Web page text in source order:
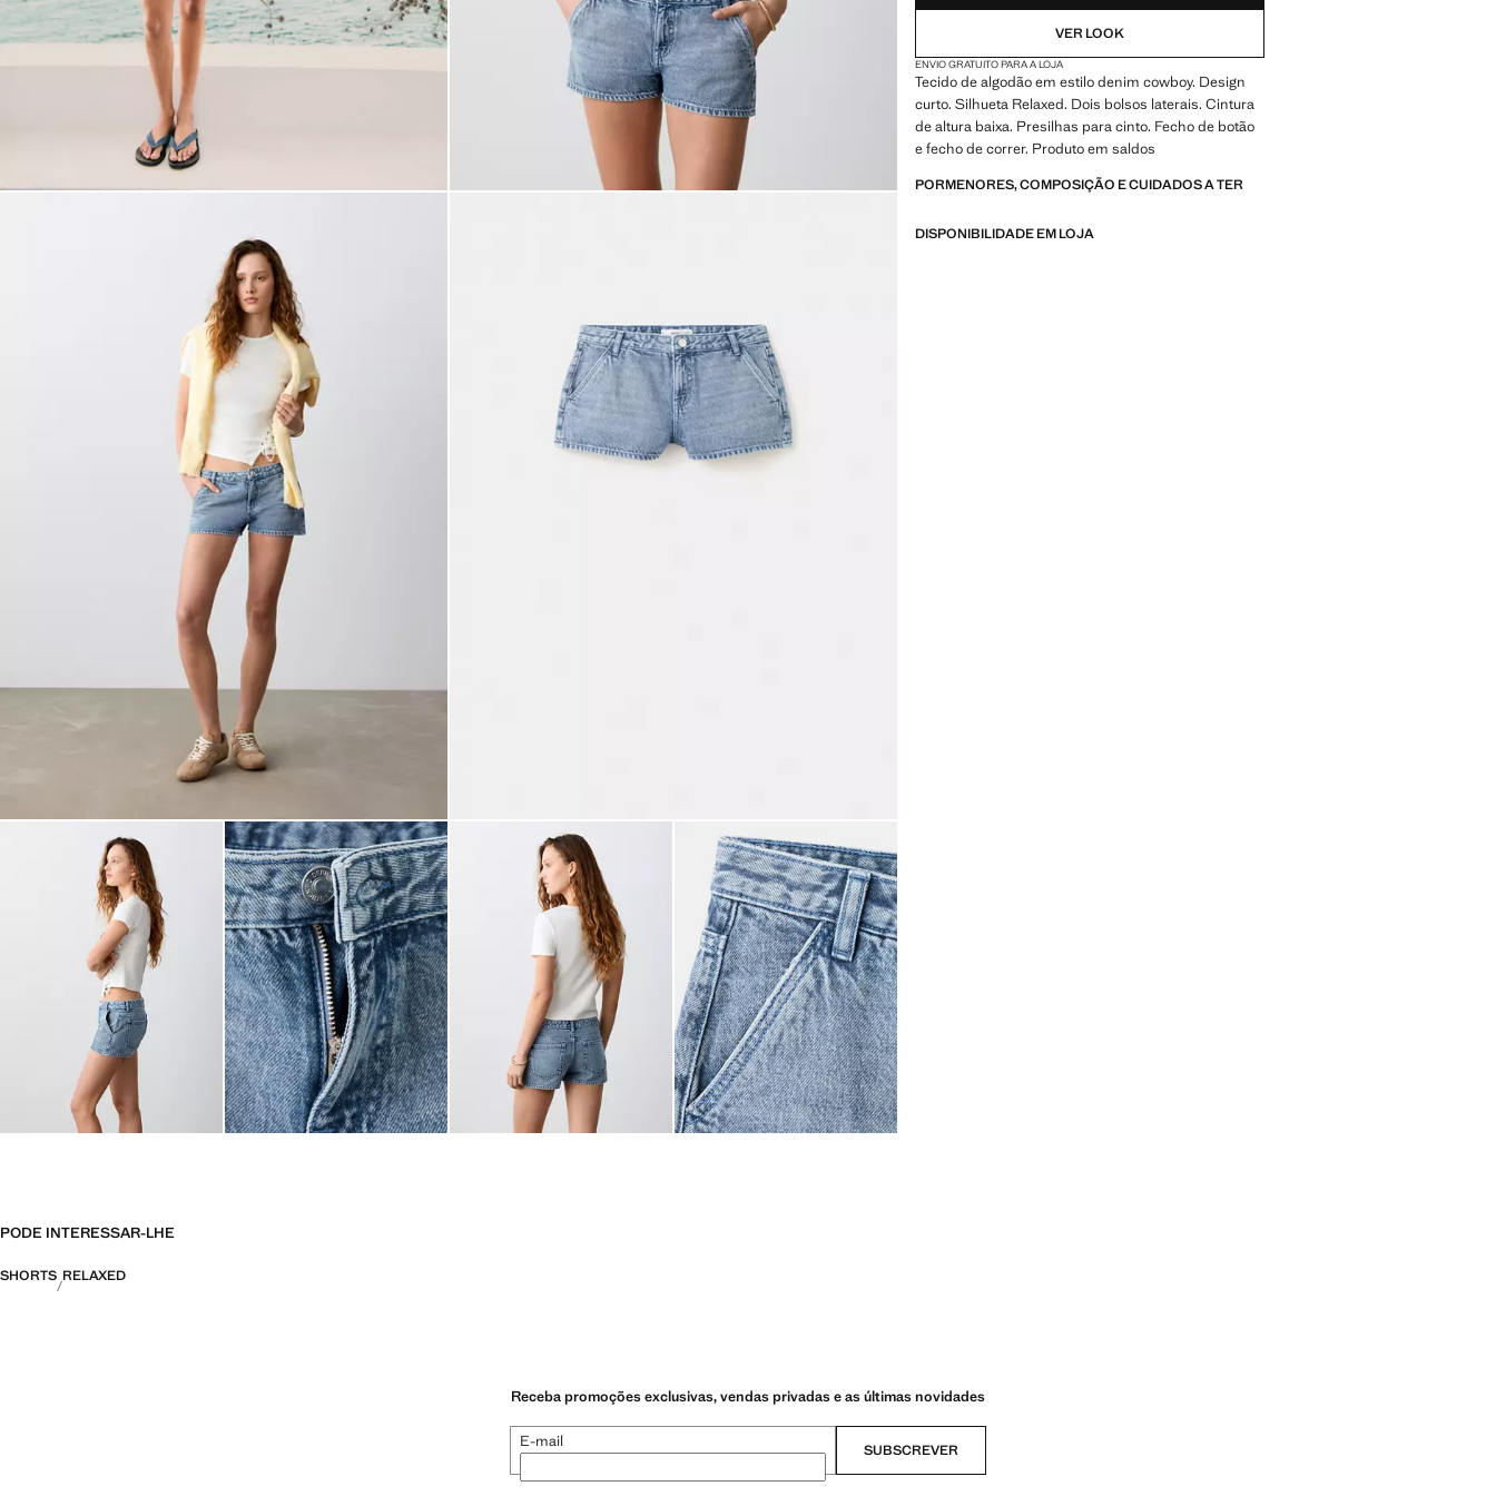
VER LOOK
ENVIO GRATUITO PARA A LOJA
Tecido de algodão em estilo denim cowboy. Design
curto. Silhueta Relaxed. Dois bolsos laterais. Cintura
de altura baixa. Presilhas para cinto. Fecho de botão
e fecho de correr. Produto em saldos
PORMENORES, COMPOSIÇÃO E CUIDADOS A TER
DISPONIBILIDADE EM LOJA
PODE INTERESSAR-LHE
SHORTS RELAXED
Receba promoções exclusivas, vendas privadas e as últimas novidades
E-mail SUBSCREVER